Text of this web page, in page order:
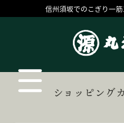
信州須坂でのこぎり一
ショッピング